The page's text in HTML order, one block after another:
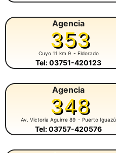
Agencia
353
Cuyo 11 km 9 - Eldorado
Tel: 03751-420123
Agencia
348
Av. Victoria Aguirre 89 - Puerto Iguazú
Tel: 03757-420576